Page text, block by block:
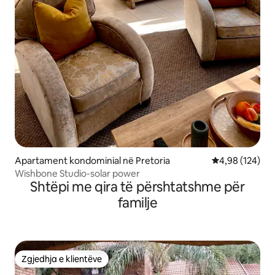
Apartament kondominial në Pretoria Vlerësimi
4,98 (124)
Wishbone Studio-solar power
Shtëpi me qira të përshtatshme për
familje
Zgjedhja e klientëve
Zgjedhja e klientëve